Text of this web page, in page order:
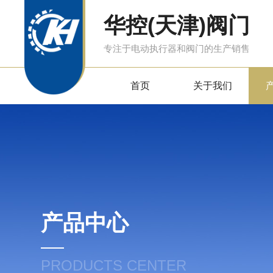
华控(天津)阀门
专注于电动执行器和阀门的生产销售
首页 关于我们
产品中心
PRODUCTS CENTER